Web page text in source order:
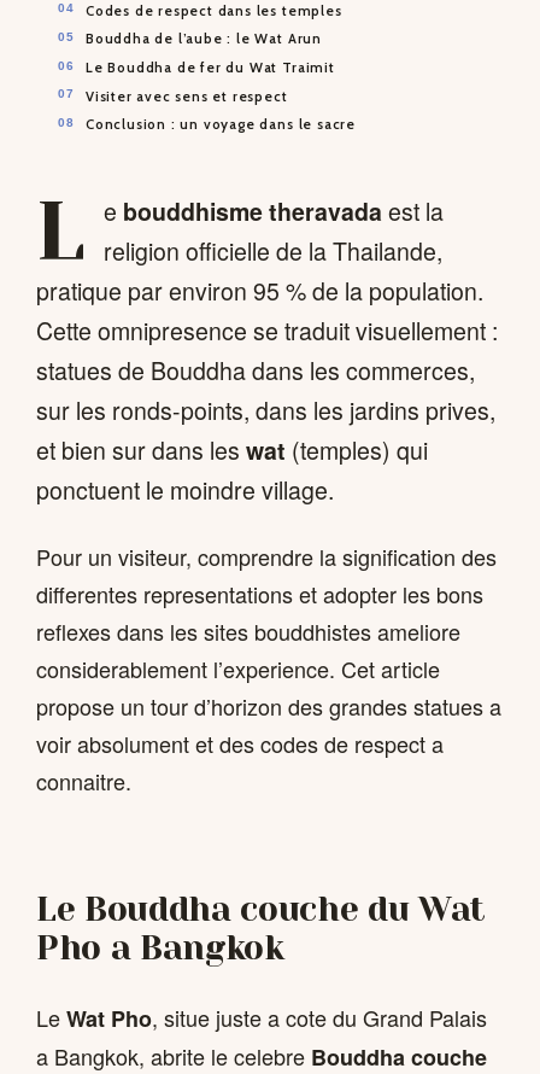
Codes de respect dans les temples
Bouddha de l’aube : le Wat Arun
Le Bouddha de fer du Wat Traimit
Visiter avec sens et respect
Conclusion : un voyage dans le sacre
L e bouddhisme theravada est la
religion officielle de la Thailande,
pratique par environ 95 % de la population.
Cette omnipresence se traduit visuellement :
statues de Bouddha dans les commerces,
sur les ronds-points, dans les jardins prives,
et bien sur dans les wat (temples) qui
ponctuent le moindre village.
Pour un visiteur, comprendre la signification des
differentes representations et adopter les bons
reflexes dans les sites bouddhistes ameliore
considerablement l’experience. Cet article
propose un tour d’horizon des grandes statues a
voir absolument et des codes de respect a
connaitre.
Le Bouddha couche du Wat
Pho a Bangkok
LeWat Pho, situe juste a cote du Grand Palais
a Bangkok, abrite le celebre Bouddha couche